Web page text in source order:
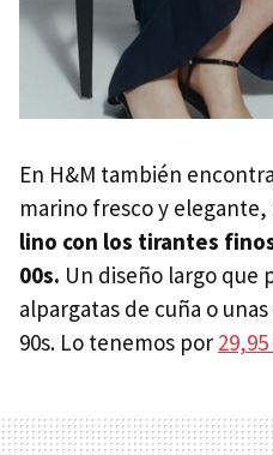
En H&M también
marino fresco y elegante,
lino con los tirantes
00s. Un diseño largo que
alpargatas de cuña o
90s. Lo tenemos por